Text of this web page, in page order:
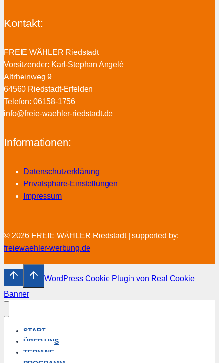
Kontakt:
FREIE WÄHLER Riedstadt
Vorsitzender: Karl-Stephan Angelé
Altrheinweg 9
64560 Riedstadt-Erfelden
Telefon: 06158-1756
info@freie-waehler-riedstadt.de
Informationen:
Datenschutzerklärung
Privatsphäre-Einstellungen
Impressum
© 2026 FREIE WÄHLER Riedstadt | supported by:
freiewaehler-werbung.de
WordPress Cookie Plugin von Real Cookie
Banner
START
ÜBER UNS
TERMINE